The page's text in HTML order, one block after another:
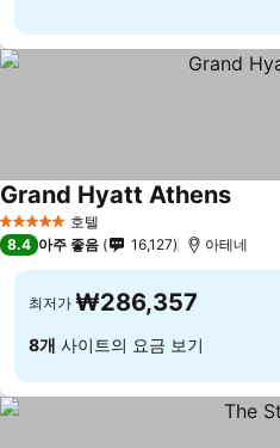
5 성급 호텔
Grand Hyatt Athens
8.4 아주 좋음 16,127 아테네
최저가 ₩286,357
8개 사이트의 요금 보기